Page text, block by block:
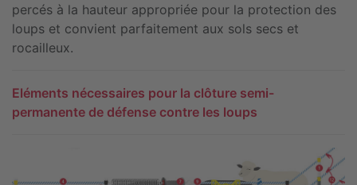
percés à la hauteur appropriée pour la protection des
loups et convient parfaitement aux sols secs et
rocailleux.
Eléments nécessaires pour la clôture semi-
permanente de défense contre les loups